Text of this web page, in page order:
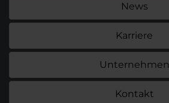
News
Karriere
Unternehmen
Kontakt